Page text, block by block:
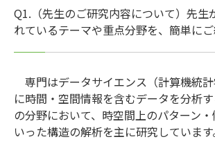
Q1.（先生のご研究内容について）先生
れているテーマや重点分野を、簡単にご
専門はデータサイエンス（計算機統
に時間・空間情報を含むデータを分析
の分野において、時空間上のパターン
いった構造の解析を主に研究しています